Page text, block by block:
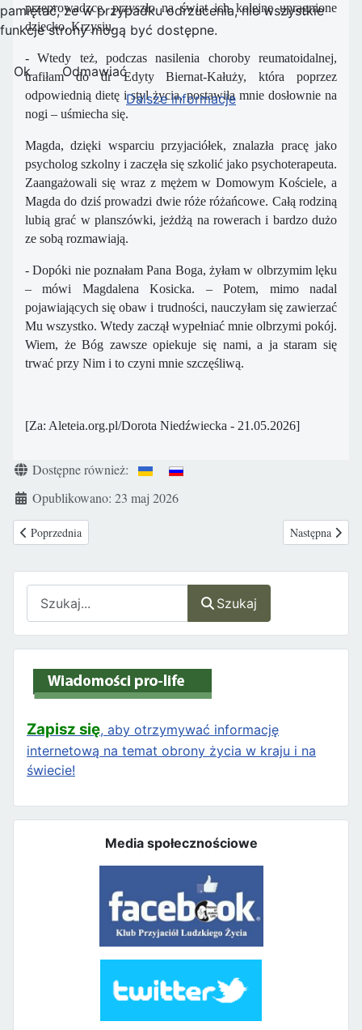
Szukaj
Zapisz się, aby otrzymywać informację
internetową na temat obrony życia w kraju i na
świecie!
Media społecznościowe
przeprowadzce, przyszło na świat ich kolejne upragnione
dziecko, Krzysiu.
- Wtedy też, podczas nasilenia choroby reumatoidalnej,
trafiłam do dr Edyty Biernat-Kałuży, która poprzez
odpowiednią dietę i styl życia, postawiła mnie dosłownie na
nogi – uśmiecha się.
Magda, dzięki wsparciu przyjaciółek, znalazła pracę jako
psycholog szkolny i zaczęła się szkolić jako psychoterapeuta.
Zaangażowali się wraz z mężem w Domowym Kościele, a
Magda do dziś prowadzi dwie róże różańcowe. Całą rodziną
lubią grać w planszówki, jeżdżą na rowerach i bardzo dużo
ze sobą rozmawiają.
- Dopóki nie poznałam Pana Boga, żyłam w olbrzymim lęku
– mówi Magdalena Kosicka. – Potem, mimo nadal
pojawiających się obaw i trudności, nauczyłam się zawierzać
Mu wszystko. Wtedy zaczął wypełniać mnie olbrzymi pokój.
Wiem, że Bóg zawsze opiekuje się nami, a ja staram się
trwać przy Nim i to czyni mnie szczęśliwą.
[Za: Aleteia.org.pl/Dorota Niedźwiecka - 21.05.2026]
Szczegóły
Dostępne również:
Opublikowano: 23 maj 2026
Poprzednia strona: Stanowisko Rady KEP ds. Rodziny ws. ochrony
Poprzednia Następna
Następna
pamiętać, że w przypadku odrzucenia, nie wszystkie
funkcje strony mogą być dostępne.
Ok
Odmawiać
Dalsze informacje